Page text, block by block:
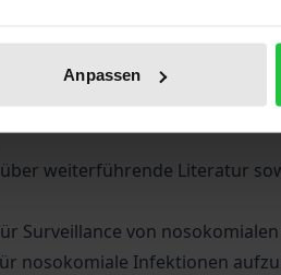
Anpassen
Institut eine
weit über die Erfassung
von Gesundheitsdaten.
nosokomialer
weiterführende Literatur
Surveillance von
nosokomiale Infektionen